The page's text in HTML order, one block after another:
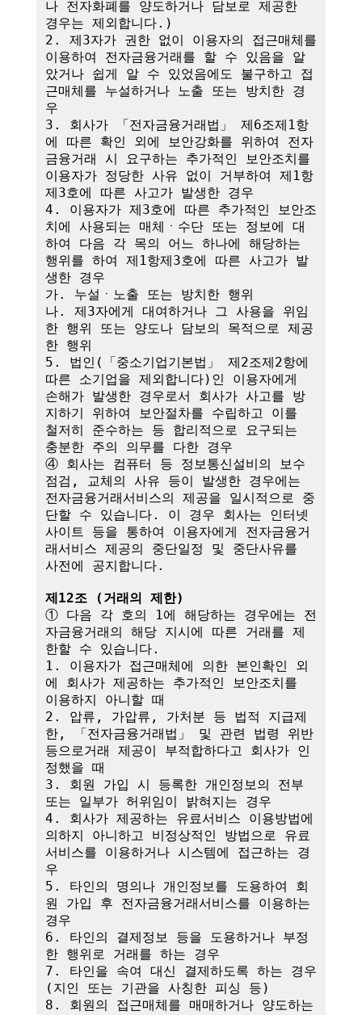
나 전자화폐를 양도하거나 담보로 제공한
경우는 제외합니다.)
2. 제3자가 권한 없이 이용자의 접근매체를
이용하여 전자금융거래를 할 수 있음을 알
았거나 쉽게 알 수 있었음에도 불구하고 접
근매체를 누설하거나 노출 또는 방치한 경
우
3. 회사가 「전자금융거래법」 제6조제1항
에 따른 확인 외에 보안강화를 위하여 전자
금융거래 시 요구하는 추가적인 보안조치를
이용자가 정당한 사유 없이 거부하여 제1항
제3호에 따른 사고가 발생한 경우
4. 이용자가 제3호에 따른 추가적인 보안조
치에 사용되는 매체ㆍ수단 또는 정보에 대
하여 다음 각 목의 어느 하나에 해당하는
행위를 하여 제1항제3호에 따른 사고가 발
생한 경우
가. 누설ㆍ노출 또는 방치한 행위
나. 제3자에게 대여하거나 그 사용을 위임
한 행위 또는 양도나 담보의 목적으로 제공
한 행위
5. 법인(「중소기업기본법」 제2조제2항에
따른 소기업을 제외합니다)인 이용자에게
손해가 발생한 경우로서 회사가 사고를 방
지하기 위하여 보안절차를 수립하고 이를
철저히 준수하는 등 합리적으로 요구되는
충분한 주의 의무를 다한 경우
④ 회사는 컴퓨터 등 정보통신설비의 보수
점검, 교체의 사유 등이 발생한 경우에는
전자금융거래서비스의 제공을 일시적으로 중
단할 수 있습니다. 이 경우 회사는 인터넷
사이트 등을 통하여 이용자에게 전자금융거
래서비스 제공의 중단일정 및 중단사유를
사전에 공지합니다.
제12조 (거래의 제한)
① 다음 각 호의 1에 해당하는 경우에는 전
자금융거래의 해당 지시에 따른 거래를 제
한할 수 있습니다.
1. 이용자가 접근매체에 의한 본인확인 외
에 회사가 제공하는 추가적인 보안조치를
이용하지 아니할 때
2. 압류, 가압류, 가처분 등 법적 지급제
한, 「전자금융거래법」 및 관련 법령 위반
등으로거래 제공이 부적합하다고 회사가 인
정했을 때
3. 회원 가입 시 등록한 개인정보의 전부
또는 일부가 허위임이 밝혀지는 경우
4. 회사가 제공하는 유료서비스 이용방법에
의하지 아니하고 비정상적인 방법으로 유료
서비스를 이용하거나 시스템에 접근하는 경
우
5. 타인의 명의나 개인정보를 도용하여 회
원 가입 후 전자금융거래서비스를 이용하는
경우
6. 타인의 결제정보 등을 도용하거나 부정
한 행위로 거래를 하는 경우
7. 타인을 속여 대신 결제하도록 하는 경우
(지인 또는 기관을 사칭한 피싱 등)
8. 회원의 접근매체를 매매하거나 양도하는